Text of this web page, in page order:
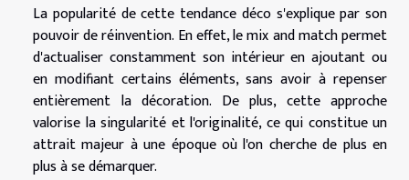
La popularité de cette tendance déco s'explique par son
pouvoir de réinvention. En effet, le mix and match permet
d'actualiser constamment son intérieur en ajoutant ou
en modifiant certains éléments, sans avoir à repenser
entièrement la décoration. De plus, cette approche
valorise la singularité et l'originalité, ce qui constitue un
attrait majeur à une époque où l'on cherche de plus en
plus à se démarquer.